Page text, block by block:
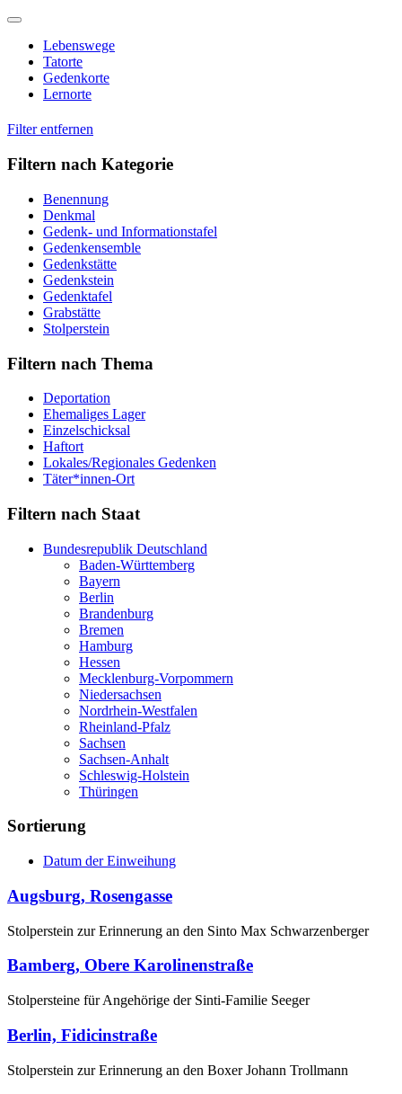
Skip
contentLebenswege
Tatorte
Gedenkorte
Lernorte
Filter entfernen
Filtern nach Kategorie
Benennung
Denkmal
Gedenk- und Informationstafel
Gedenkensemble
Gedenkstätte
Gedenkstein
Gedenktafel
Grabstätte
Stolperstein
Filtern nach Thema
Deportation
Ehemaliges Lager
Einzelschicksal
Haftort
Lokales/Regionales Gedenken
Täter*innen-Ort
Filtern nach Staat
Bundesrepublik Deutschland
Baden-Württemberg
Bayern
Berlin
Brandenburg
Bremen
Hamburg
Hessen
Mecklenburg-Vorpommern
Niedersachsen
Nordrhein-Westfalen
Rheinland-Pfalz
Sachsen
Sachsen-Anhalt
Schleswig-Holstein
Thüringen
Sortierung
Datum der Einweihung
Augsburg, Rosengasse
Stolperstein zur Erinnerung an den Sinto Max Schwarzenberger
Bamberg, Obere Karolinenstraße
Stolpersteine für Angehörige der Sinti-Familie Seeger
Berlin, Fidicinstraße
Stolperstein zur Erinnerung an den Boxer Johann Trollmann